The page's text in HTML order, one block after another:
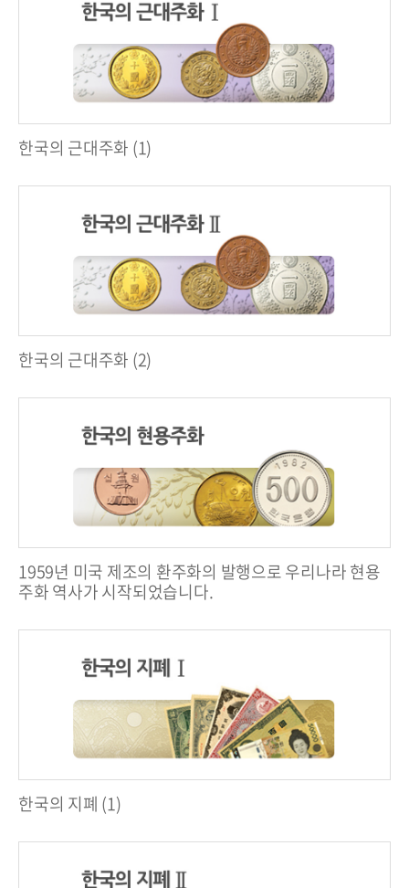
한국의 근대주화 (1)
한국의 근대주화 (2)
1959년 미국 제조의 환주화의 발행으로 우리나라 현용
주화 역사가 시작되었습니다.
한국의 지폐 (1)